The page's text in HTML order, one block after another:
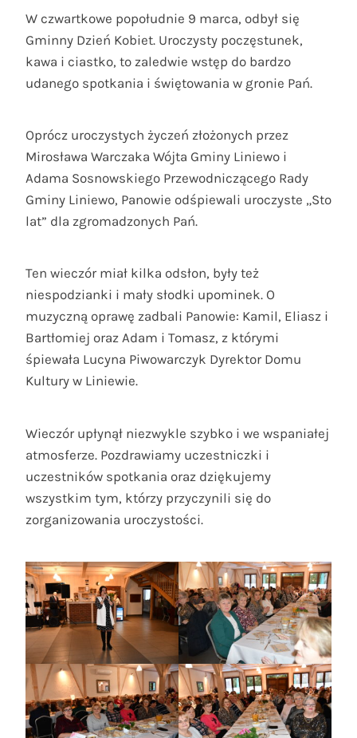
W czwartkowe popołudnie 9 marca, odbył się
Gminny Dzień Kobiet. Uroczysty poczęstunek,
kawa i ciastko, to zaledwie wstęp do bardzo
udanego spotkania i świętowania w gronie Pań.
Oprócz uroczystych życzeń złożonych przez
Mirosława Warczaka Wójta Gminy Liniewo i
Adama Sosnowskiego Przewodniczącego Rady
Gminy Liniewo, Panowie odśpiewali uroczyste „Sto
lat” dla zgromadzonych Pań.
Ten wieczór miał kilka odsłon, były też
niespodzianki i mały słodki upominek. O
muzyczną oprawę zadbali Panowie: Kamil, Eliasz i
Bartłomiej oraz Adam i Tomasz, z którymi
śpiewała Lucyna Piwowarczyk Dyrektor Domu
Kultury w Liniewie.
Wieczór upłynął niezwykle szybko i we wspaniałej
atmosferze. Pozdrawiamy uczestniczki i
uczestników spotkania oraz dziękujemy
wszystkim tym, którzy przyczynili się do
zorganizowania uroczystości.